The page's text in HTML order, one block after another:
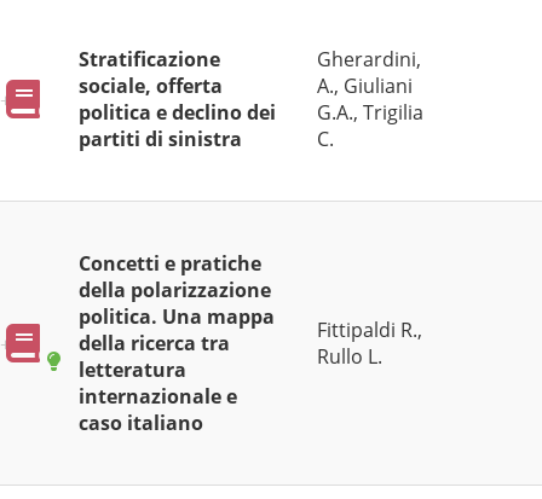
Pubblicazioni
Stratificazione
sociale, offerta
politica e declino dei
partiti di sinistra
Gherardini,
A., Giuliani
G.A., Trigilia
C.
Pubblicazioni
Teorie
Concetti e pratiche
della polarizzazione
politica. Una mappa
della ricerca tra
letteratura
internazionale e
caso italiano
Fittipaldi R.,
Rullo L.